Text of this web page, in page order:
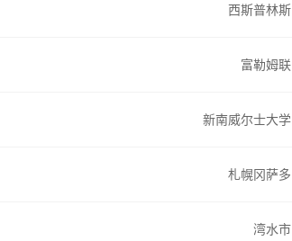
西斯普林斯
富勒姆联
新南威尔士大学
札幌冈萨多
湾水市